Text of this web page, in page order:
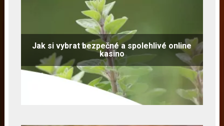
Jak si vybrat bezpečné a spolehlivé online
kasino